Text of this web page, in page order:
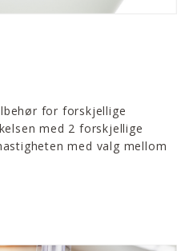
for forskjellige
med 2 forskjellige
med valg mellom